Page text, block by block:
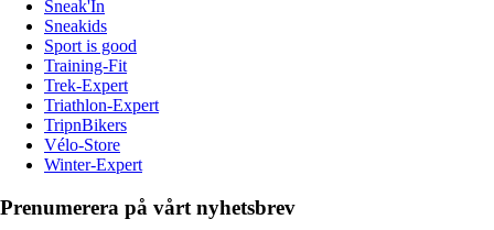
Sneak'In
Sneakids
Sport is good
Training-Fit
Trek-Expert
Triathlon-Expert
TripnBikers
Vélo-Store
Winter-Expert
Prenumerera på vårt nyhetsbrev